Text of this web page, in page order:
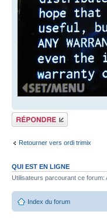
Répondre
Retourner vers ordi trimix
QUI EST EN LIGNE
Utilisateurs parcourant ce forum:
Index du forum